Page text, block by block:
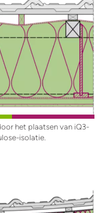
het plaatsen van iQ3-
isolatie.